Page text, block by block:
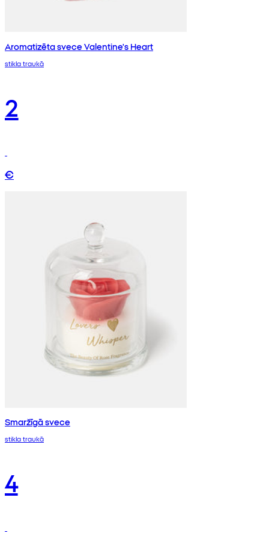
Aromatizēta svece Valentine's Heart
stikla traukā
2
€
Smaržīgā svece
stikla traukā
4